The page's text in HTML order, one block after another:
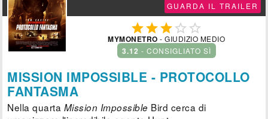
GUARDA IL TRAILER
  
MYMONETRO - GIUDIZIO MEDIO
3.12 - CONSIGLIATO SÌ
MISSION IMPOSSIBLE - PROTOCOLLO
FANTASMA
Nella quarta Mission Impossible Bird cerca di